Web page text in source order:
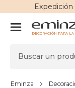
Expedición
DECORACIÓN PARA LA
Eminza